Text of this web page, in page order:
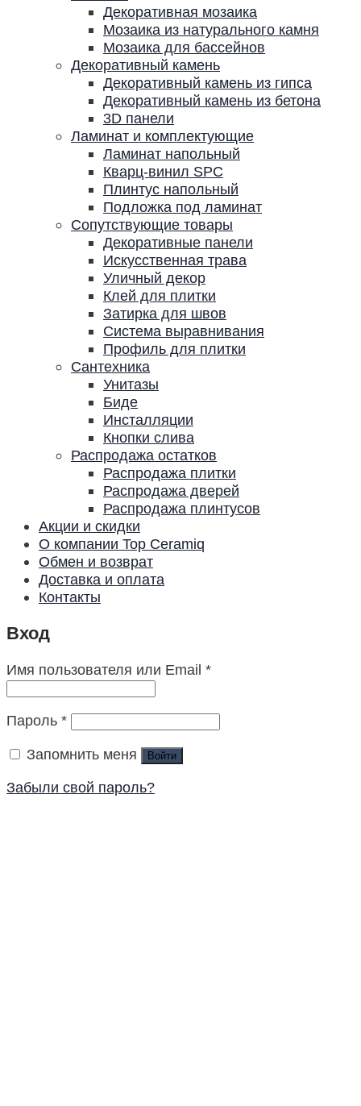
Декоративная мозаика
Мозаика из натурального камня
Мозаика для бассейнов
Декоративный камень
Декоративный камень из гипса
Декоративный камень из бетона
3D панели
Ламинат и комплектующие
Ламинат напольный
Кварц-винил SPC
Плинтус напольный
Подложка под ламинат
Сопутствующие товары
Декоративные панели
Искусственная трава
Уличный декор
Клей для плитки
Затирка для швов
Система выравнивания
Профиль для плитки
Сантехника
Унитазы
Биде
Инсталляции
Кнопки слива
Распродажа остатков
Распродажа плитки
Распродажа дверей
Распродажа плинтусов
Акции и скидки
О компании Top Ceramiq
Обмен и возврат
Доставка и оплата
Контакты
Вход
Имя пользователя или Email *
Пароль *
Запомнить меня
Войти
Забыли свой пароль?